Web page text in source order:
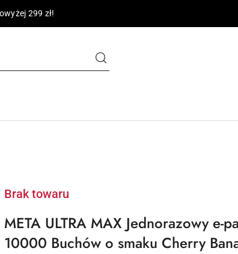
299 zł!
Brak towaru
META ULTRA MAX Jednorazowy e-
10000 Buchów o smaku Cherry